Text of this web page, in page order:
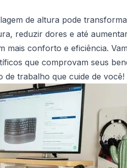
de altura pode
reduzir dores e até
conforto e eficiência.
que comprovam seus
de trabalho que cuide de você!